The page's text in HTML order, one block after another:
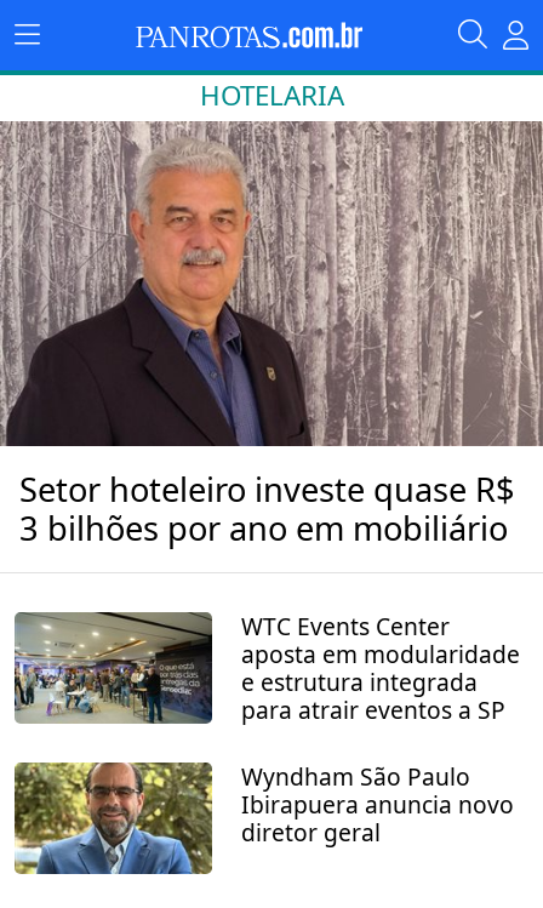
HOTELARIA
Setor hoteleiro investe quase R$
3 bilhões por ano em mobiliário
WTC Events Center
aposta em modularidade
e estrutura integrada
para atrair eventos a SP
Wyndham São Paulo
Ibirapuera anuncia novo
diretor geral